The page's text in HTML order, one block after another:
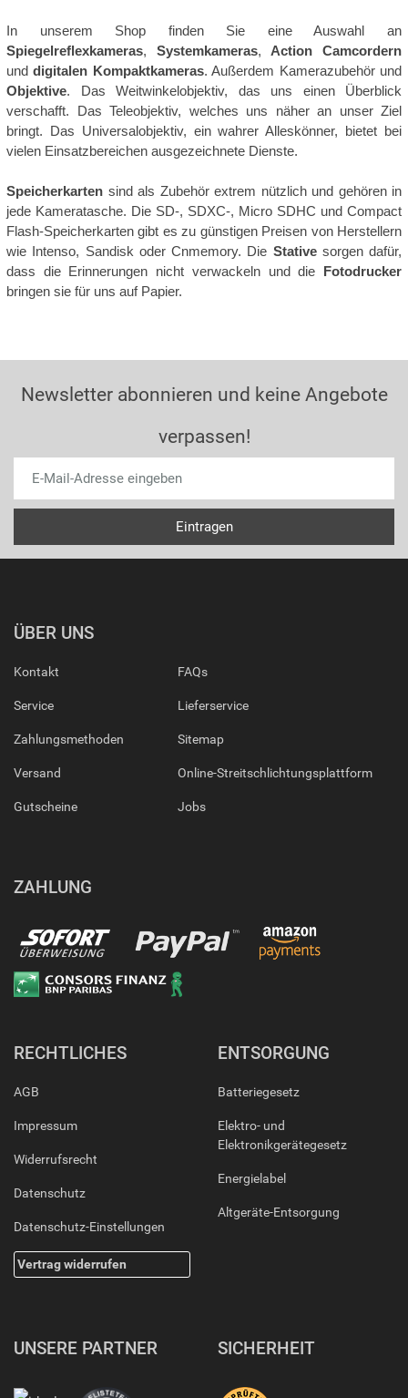
In unserem Shop finden Sie eine Auswahl an
Spiegelreflexkameras, Systemkameras, Action Camcordern
unddigitalen Kompaktkameras. Außerdem Kamerazubehör und
Objektive. Das Weitwinkelobjektiv, das uns einen Überblick
verschafft. Das Teleobjektiv, welches uns näher an unser Ziel
bringt. Das Universalobjektiv, ein wahrer Alleskönner, bietet bei
vielen Einsatzbereichen ausgezeichnete Dienste.
Speicherkarten sind als Zubehör extrem nützlich und gehören in
jede Kameratasche. Die SD-, SDXC-, Micro SDHC und Compact
Flash-Speicherkarten gibt es zu günstigen Preisen von Herstellern
wie Intenso, Sandisk oder Cnmemory. Die Stativesorgen dafür,
dass die Erinnerungen nicht verwackeln und die Fotodrucker
bringen sie für uns auf Papier.
Newsletter abonnieren und keine Angebote
verpassen!
ÜBER UNS
Kontakt
Service
Zahlungsmethoden
Versand
Gutscheine
FAQs
Lieferservice
Sitemap
Online-Streitschlichtungsplattform
Jobs
ZAHLUNG
RECHTLICHES
AGB
Impressum
Widerrufsrecht
Datenschutz
Datenschutz-Einstellungen
Vertrag widerrufen
ENTSORGUNG
Batteriegesetz
Elektro- und
Elektronikgerätegesetz
Energielabel
Altgeräte-Entsorgung
UNSERE PARTNER SICHERHEIT